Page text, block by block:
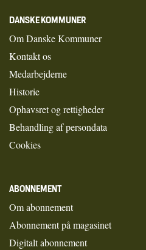
DANSKE KOMMUNER
Om Danske Kommuner
Kontakt os
Medarbejderne
Historie
Ophavsret og rettigheder
Behandling af persondata
Cookies
ABONNEMENT
Om abonnement
Abonnement på magasinet
Digitalt abonnement